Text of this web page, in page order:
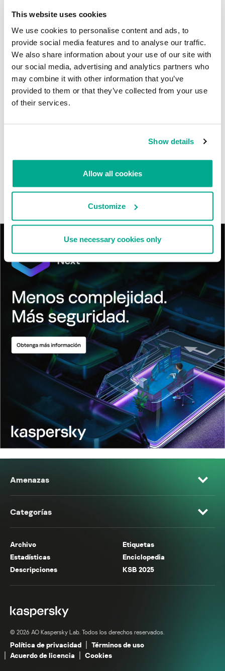
This website uses cookies
We use cookies to personalise content and ads, to
provide social media features and to analyse our traffic.
We also share information about your use of our site with
our social media, advertising and analytics partners who
may combine it with other information that you’ve
provided to them or that they’ve collected from your use
of their services.
Show details
Allow all cookies
Customize
Use necessary cookies only
INFORMES
BlindEagle vuela alto en LATAM
Kaspersky proporciona información sobre la actividad y los TTPs
del APT BlindEagle. Grupo que apunta a organizaciones e
individuos en Colombia, Ecuador, Chile, Panamá y otros países de
América Latina.
RevengeHotels: cibercrimen dirigido a recepciones de hotel
Amenazas
Categorías
Archivo
Etiquetas
Estadísticas
Enciclopedia
Descripciones
KSB 2025
© 2026 AO Kaspersky Lab. Todos los derechos reservados.
Política de privacidad
Términos de uso
Acuerdo de licencia
Cookies